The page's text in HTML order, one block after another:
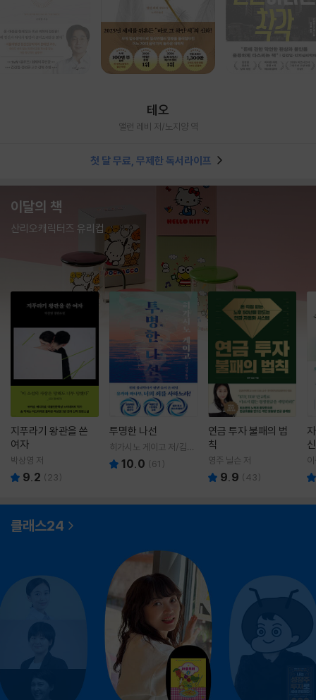
테오
앨런 레비 저/노지양 역
첫 달 무료, 무제한 독서라이프
이달의 책
산리오캐릭터즈 유리컵
지푸라기 왕관을 쓴
여자
박상영 저
9.2 ( 23)
투명한 나선
히가시노 게이고 저/김선
영 역10.0 (61 )
연금 투자 불패의 법
칙
영주 닐슨 저
9.9 (43)
클래스24